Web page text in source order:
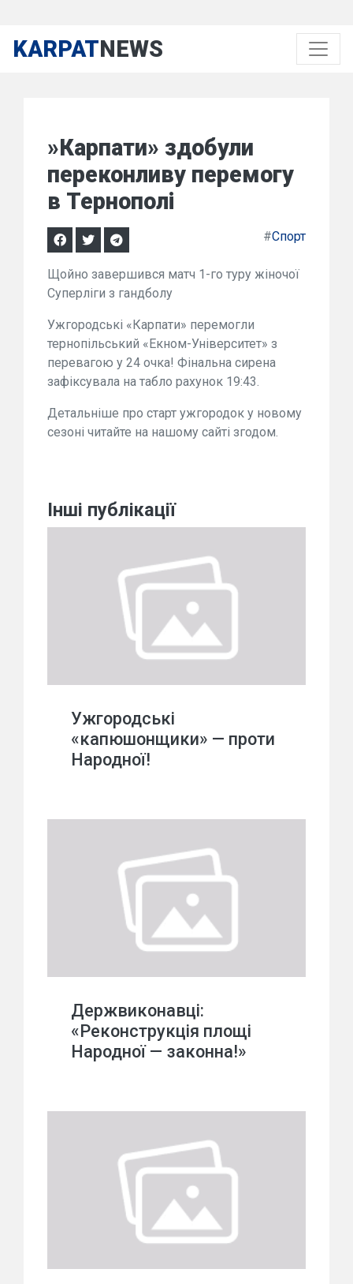
KARPATNEWS
»Карпати» здобули
переконливу перемогу
в Тернополі
#Спорт
Щойно завершився матч 1-го туру жіночої
Суперліги з гандболу
Ужгородські «Карпати» перемогли
тернопільський «Екном-Університет» з
перевагою у 24 очка! Фінальна сирена
зафіксувала на табло рахунок 19:43.
Детальніше про старт ужгородок у новому
сезоні читайте на нашому сайті згодом.
Інші публікації
Ужгородські
«капюшонщики» — проти
Народної!
Держвиконавці:
«Реконструкція площі
Народної — законна!»